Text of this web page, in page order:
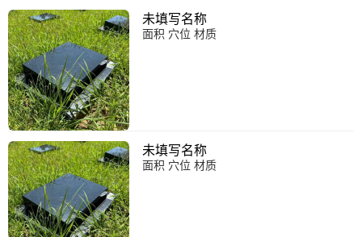
未填写名称
面积 穴位 材质
未填写名称
面积 穴位 材质